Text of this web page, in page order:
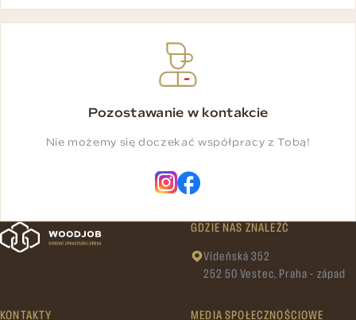
Pozostawanie w kontakcie
Nie możemy się doczekać współpracy z Tobą!
GDZIE NAS ZNALEŹĆ
Vídeňská 352
252 50 Vestec, Praha - západ
KONTAKTY MEDIA SPOŁECZNOŚCIOWE